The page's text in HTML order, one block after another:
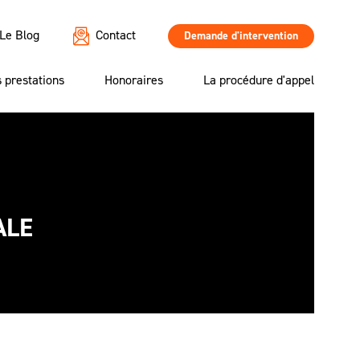
prestations Honoraires La procédure d'appel
Le Blog Contact Demande d'intervention